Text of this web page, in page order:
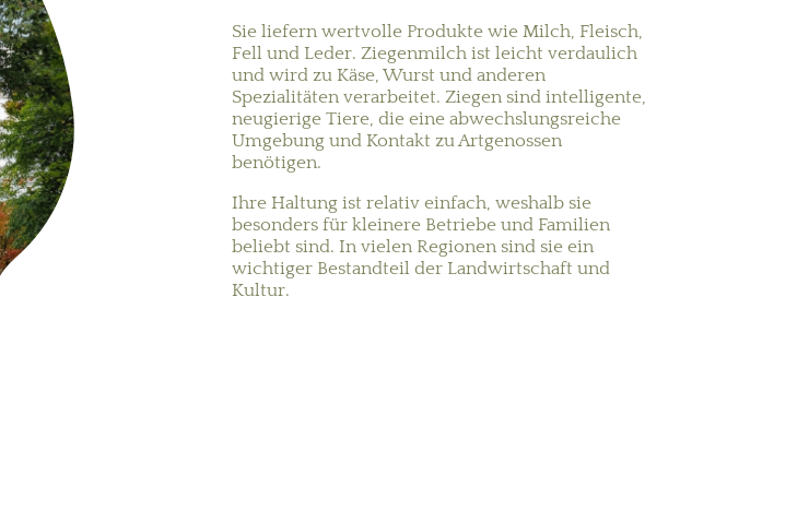
Sie liefern wertvolle Produkte wie Milch, Fleisch,
Fell und Leder. Ziegenmilch ist leicht verdaulich
und wird zu Käse, Wurst und anderen
Spezialitäten verarbeitet. Ziegen sind intelligente,
neugierige Tiere, die eine abwechslungsreiche
Umgebung und Kontakt zu Artgenossen
benötigen.
Ihre Haltung ist relativ einfach, weshalb sie
besonders für kleinere Betriebe und Familien
beliebt sind. In vielen Regionen sind sie ein
wichtiger Bestandteil der Landwirtschaft und
Kultur.